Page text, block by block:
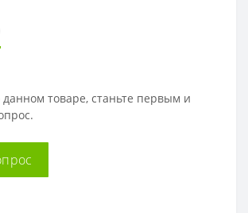
данном товаре, станьте первым и